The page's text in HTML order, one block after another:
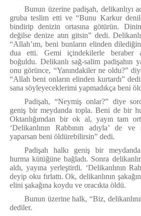
Bunun üzerine padişah, delikanlıyı
gruba teslim etti ve “Bunu Karkur
bindirip denizin ortasına götürün.
değilse denize atın gitsin” dedi.
“Allah’ım, beni bunların elinden
dua etti. Gemi içindekilerle beraber
boğuldu. Delikanlı sağ-salim padişahın
onu görünce, “Yanındakiler ne oldu?”
“Allah beni onların elinden kurtardı”
sana söyleyeceklerimi yapmadıkça beni
Padişah, “Neymiş onlar?” diye
geniş bir meydanda topla. Beni de bir
Oktanlığımdan bir ok al, yayın tam
‘Delikanlının Rabbının adıyla’ de
yaparsan beni öldürebilirsin” dedi.
Padişah halkı geniş bir
hurma kütüğüne bağladı. Sonra
aldı, yayına yerleştirdi. ‘Delikanlının
deyip oku fırlattı. Ok, delikanlının
elini şakağına koydu ve oracıkta öldü.
Bunun üzerine halk, “Biz,
dediler.